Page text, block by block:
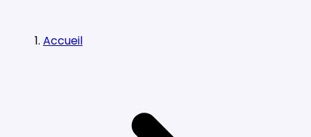
Accueil